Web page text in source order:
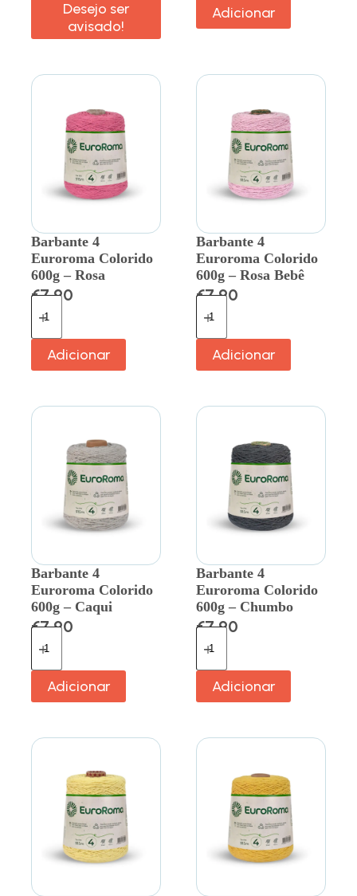
Desejo ser
avisado!
Adicionar
Barbante 4
Euroroma Colorido
600g – Rosa
€7.90
Adicionar
Barbante 4
Euroroma Colorido
600g – Rosa Bebê
€7.90
Adicionar
Barbante 4
Euroroma Colorido
600g – Caqui
€7.90
Adicionar
Barbante 4
Euroroma Colorido
600g – Chumbo
€7.90
Adicionar